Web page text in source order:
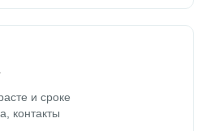
и сроке
контакты